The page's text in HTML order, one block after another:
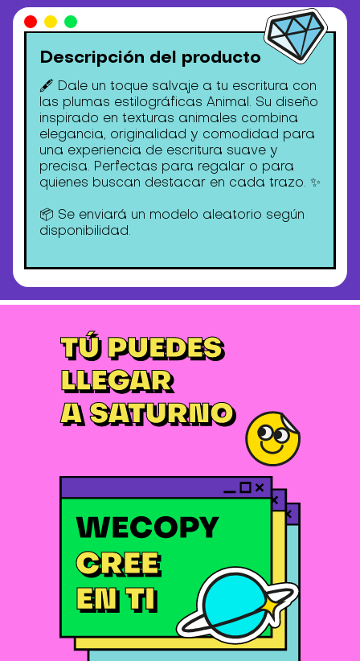
Descripción del producto
🖋️ Dale un toque salvaje a tu escritura con
las plumas estilográficas Animal. Su diseño
inspirado en texturas animales combina
elegancia, originalidad y comodidad para
una experiencia de escritura suave y
precisa. Perfectas para regalar o para
quienes buscan destacar en cada trazo. ✨
📦 Se enviará un modelo aleatorio según
disponibilidad.